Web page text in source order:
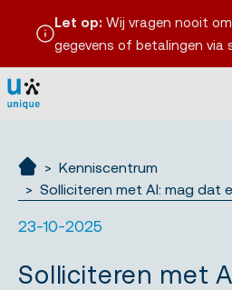
Let op: Wij vragen nooit
gegevens of betalingen via
Ik zoek werk
Kenniscentrum
Solliciteren met AI: mag dat
23-10-2025
Solliciteren met